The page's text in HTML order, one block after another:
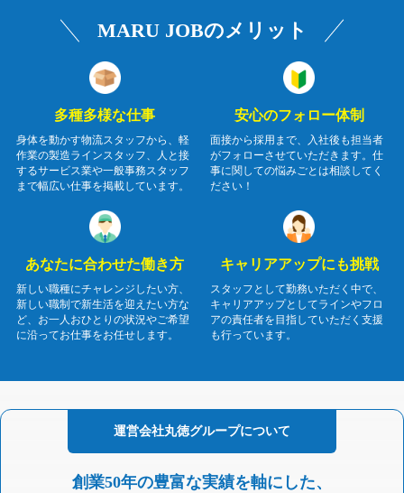
MARU JOBのメリット
多種多様な仕事
身体を動かす物流スタッフから、軽
作業の製造ラインスタッフ、人と接
するサービス業や一般事務スタッフ
まで幅広い仕事を掲載しています。
安心のフォロー体制
面接から採用まで、入社後も担当者
がフォローさせていただきます。仕
事に関しての悩みごとは相談してく
ださい！
あなたに合わせた働き方
新しい職種にチャレンジしたい方、
新しい職制で新生活を迎えたい方な
ど、お一人おひとりの状況やご希望
に沿ってお仕事をお任せします。
キャリアアップにも挑戦
スタッフとして勤務いただく中で、
キャリアアップとしてラインやフロ
アの責任者を目指していただく支援
も行っています。
運営会社丸徳グループについて
創業50年の豊富な実績を軸にした、